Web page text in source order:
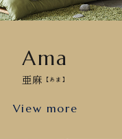
Ama
亜麻 【あま】
View more